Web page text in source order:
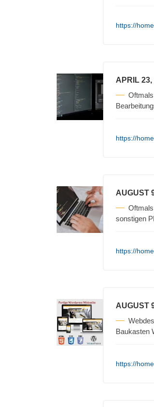
https://
APRIL 23,
https://
AUGUST
sonstigen
https://
AUGUST
Baukasten
https://